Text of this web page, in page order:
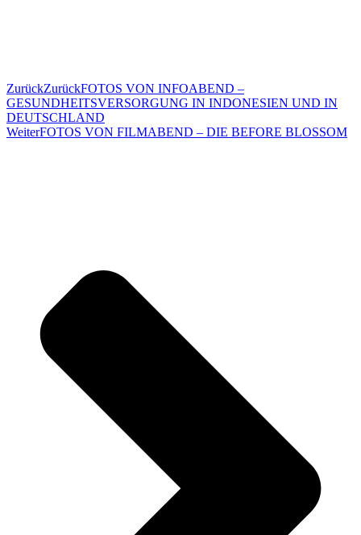
ZurückZurückFOTOS VON INFOABEND –
GESUNDHEITSVERSORGUNG IN INDONESIEN UND IN
DEUTSCHLAND
WeiterFOTOS VON FILMABEND – DIE BEFORE BLOSSOM